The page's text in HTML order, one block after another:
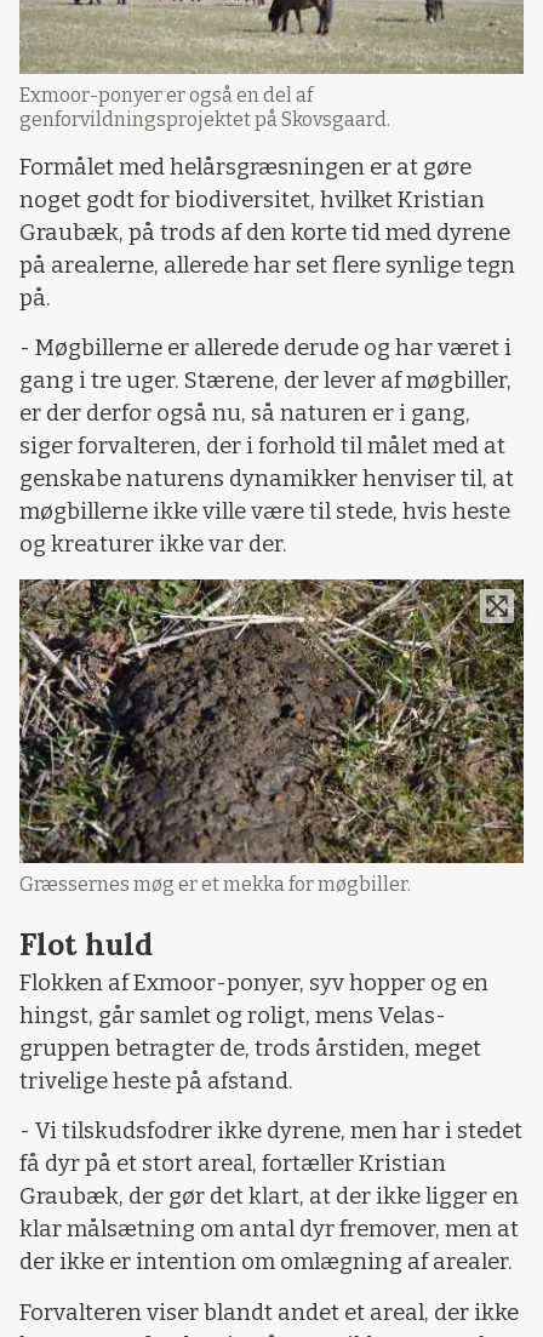
Exmoor-ponyer er også en del af
genforvildningsprojektet på Skovsgaard.
Formålet med helårsgræsningen er at gøre
noget godt for biodiversitet, hvilket Kristian
Graubæk, på trods af den korte tid med dyrene
på arealerne, allerede har set flere synlige tegn
på.
- Møgbillerne er allerede derude og har været i
gang i tre uger. Stærene, der lever af møgbiller,
er der derfor også nu, så naturen er i gang,
siger forvalteren, der i forhold til målet med at
genskabe naturens dynamikker henviser til, at
møgbillerne ikke ville være til stede, hvis heste
og kreaturer ikke var der.
Græssernes møg er et mekka for møgbiller.
Flot huld
Flokken af Exmoor-ponyer, syv hopper og en
hingst, går samlet og roligt, mens Velas-
gruppen betragter de, trods årstiden, meget
trivelige heste på afstand.
- Vi tilskudsfodrer ikke dyrene, men har i stedet
få dyr på et stort areal, fortæller Kristian
Graubæk, der gør det klart, at der ikke ligger en
klar målsætning om antal dyr fremover, men at
der ikke er intention om omlægning af arealer.
Forvalteren viser blandt andet et areal, der ikke